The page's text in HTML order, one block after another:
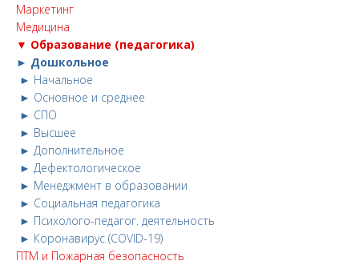
Маркетинг
Медицина
▼ Образование (педагогика)
► Дошкольное
► Начальное
► Основное и среднее
► СПО
► Высшее
► Дополнительное
► Дефектологическое
► Менеджмент в образовании
► Социальная педагогика
► Психолого-педагог. деятельность
► Коронавирус (COVID-19)
ПТМ и Пожарная безопасность